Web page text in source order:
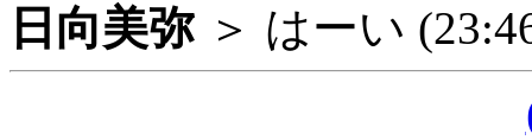
日向美弥 ＞ はーい